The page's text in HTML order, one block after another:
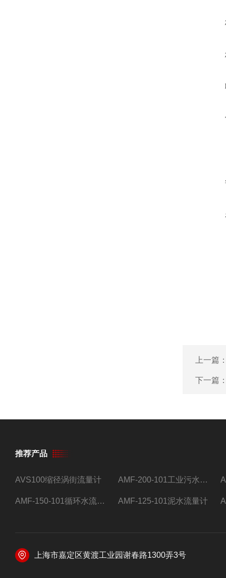
上一篇
下一篇
推荐产品
AVS100缩径涡街流量计 AMF-200-101工业污水流量计
AMF-150-101循环水流量计,电磁流量计 AMF-125-101泥水流量计
上海市嘉定区黄渡工业园谢春路1300弄3号